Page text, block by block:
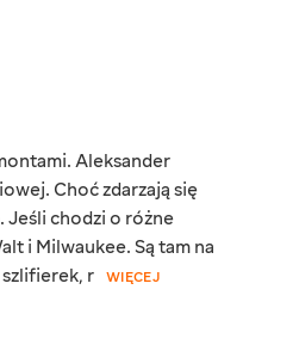
Aleksander
Choć zdarzają się
Jeśli chodzi o różne
i Milwaukee. Są tam na
r
WIĘCEJ